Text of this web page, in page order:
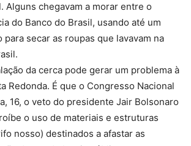
Alguns chegavam a morar entre o
do Banco do Brasil, usando até um
para secar as roupas que lavavam na
da cerca pode gerar um problema à
Redonda. É que o Congresso Nacional
16, o veto do presidente Jair Bolsonaro
o uso de materiais e estruturas
nosso) destinados a afastar as